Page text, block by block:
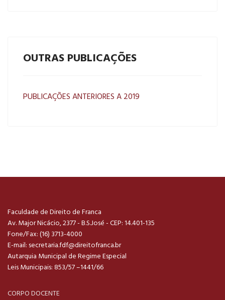
OUTRAS PUBLICAÇÕES
PUBLICAÇÕES ANTERIORES A 2019
Faculdade de Direito de Franca
Av. Major Nicácio, 2377 - B.S.José - CEP: 14.401-135
Fone/Fax: (16) 3713-4000
E-mail: secretaria.fdf@direitofranca.br
Autarquia Municipal de Regime Especial
Leis Municipais: 853/57 –1441/66
CORPO DOCENTE